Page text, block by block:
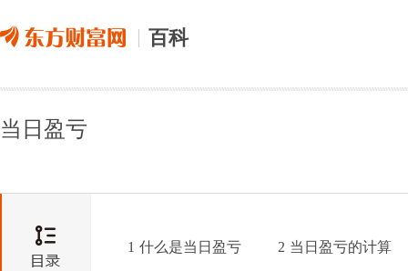
百科
当日盈亏
1 什么是当日盈亏 2 当日盈亏的计算